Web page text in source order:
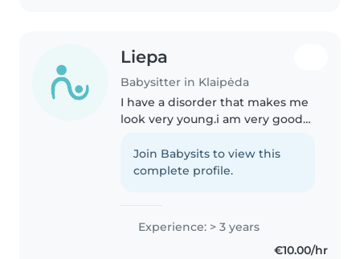
Liepa
Babysitter in Klaipėda
I have a disorder that makes me
look very young.i am very good
There is going to be two
babysitters watching your child:)
Join Babysits to view this
complete profile.
Experience: > 3 years
€10.00/hr